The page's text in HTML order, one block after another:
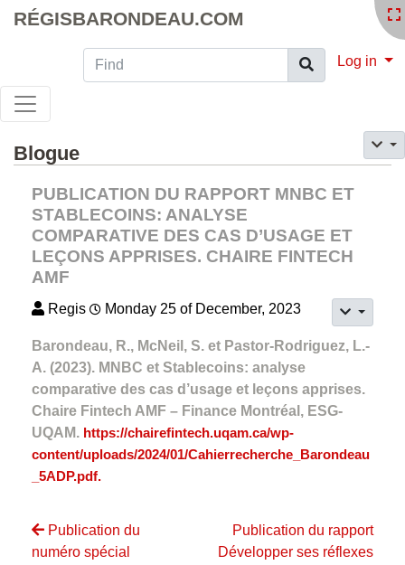
RÉGISBARONDEAU.COM
Find Log in
Blogue
PUBLICATION DU RAPPORT MNBC ET
STABLECOINS: ANALYSE
COMPARATIVE DES CAS D’USAGE ET
LEÇONS APPRISES. CHAIRE FINTECH
AMF
Regis Monday 25 of December, 2023
Barondeau, R., McNeil, S. et Pastor-Rodriguez, L.-
A. (2023). MNBC et Stablecoins: analyse
comparative des cas d’usage et leçons apprises.
Chaire Fintech AMF – Finance Montréal, ESG-
UQAM. https://chairefintech.uqam.ca/wp-
content/uploads/2024/01/Cahierrecherche_Barondeau
_5ADP.pdf.
Publication du
numéro spécial
Publication du rapport
Développer ses réflexes